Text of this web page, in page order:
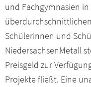
und Fachgymnasien
Schülerinnen und
NiedersachsenMetall
Preisgeld zur
Projekte fließt. Eine